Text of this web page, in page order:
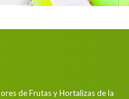
de Frutas y Hortalizas de la